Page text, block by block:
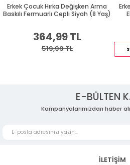
Erkek Çocuk Hırka Değişken Arma
Baskılı Fermuarlı Cepli Siyah (8 Yaş)
364,99 TL
519,99 TL
E-BÜLTEN
Kampanyalarımızdan haber
İLETİŞİM